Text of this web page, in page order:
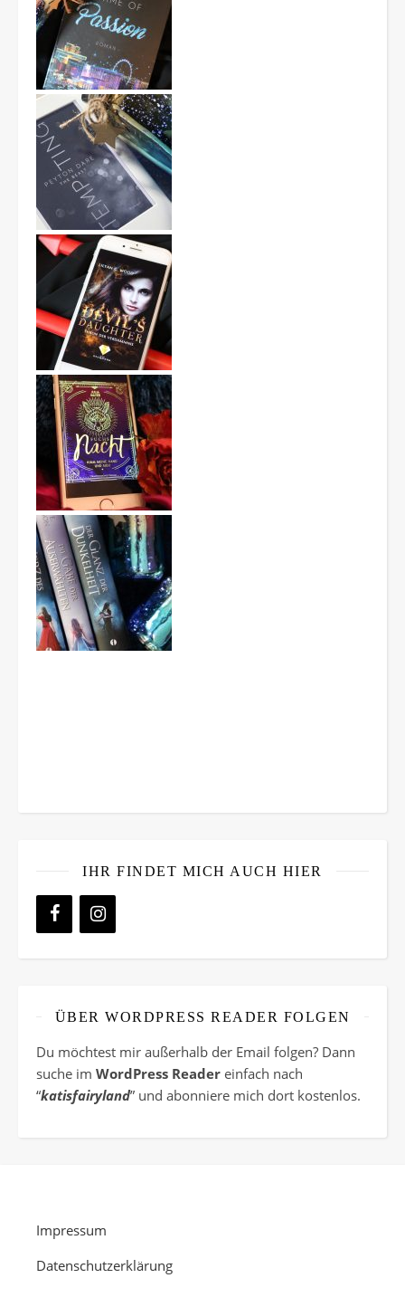
IHR FINDET MICH AUCH HIER
ÜBER WORDPRESS READER FOLGEN
Du möchtest mir außerhalb der Email folgen? Dann
suche im WordPress Reader einfach nach
“katisfairyland” und abonniere mich dort kostenlos.
Impressum
Datenschutzerklärung